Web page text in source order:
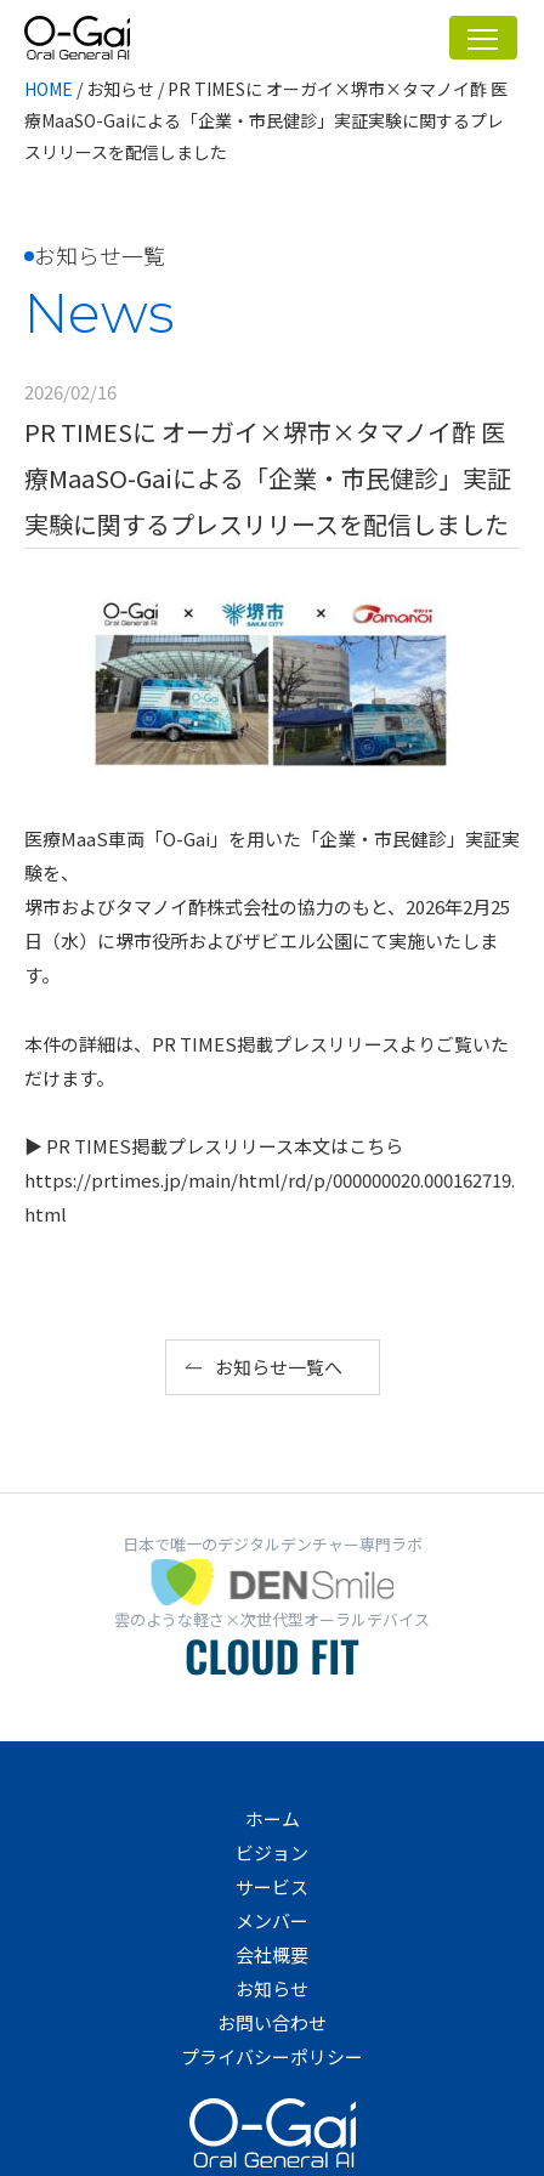
HOME / お知らせ /PR TIMESに オーガイ×堺市×タマノイ酢 医
療MaaSO-Gaiによる「企業・市民健診」実証実験に関するプレ
スリリースを配信しました
お知らせ一覧
News
2026/02/16
PR TIMESに オーガイ×堺市×タマノイ酢 医
療MaaSO-Gaiによる「企業・市民健診」実証
実験に関するプレスリリースを配信しました
医療MaaS車両「O-Gai」を用いた「企業・市民健診」実証実
験を、
堺市およびタマノイ酢株式会社の協力のもと、2026年2月25
日（水）に堺市役所およびザビエル公園にて実施いたしま
す。
本件の詳細は、PR TIMES掲載プレスリリースよりご覧いた
だけます。
▶ PR TIMES掲載プレスリリース本文はこちら
https://prtimes.jp/main/html/rd/p/000000020.000162719.
html
お知らせ一覧へ
日本で唯一のデジタルデンチャー専門ラボ
雲のような軽さ×次世代型オーラルデバイス
ホーム
ビジョン
サービス
メンバー
会社概要
お知らせ
お問い合わせ
プライバシーポリシー